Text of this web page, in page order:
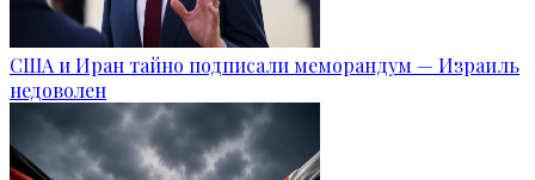
США и Иран тайно подписали меморандум — Израиль
недоволен